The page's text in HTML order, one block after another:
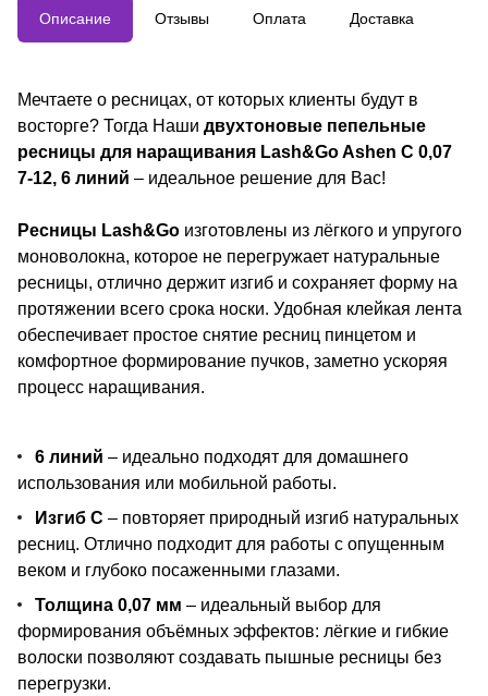
долговременным результатом.
наращивания.
Описание Отзывы Оплата Доставка
Мечтаете о ресницах, от которых клиенты будут в
восторге? Тогда Наши двухтоновые пепельные
ресницы для наращивания Lash&Go Ashen C 0,07
7-12, 6 линий – идеальное решение для Вас!
Ресницы Lash&Go изготовлены из лёгкого и упругого
моноволокна, которое не перегружает натуральные
ресницы, отлично держит изгиб и сохраняет форму на
протяжении всего срока носки. Удобная клейкая лента
обеспечивает простое снятие ресниц пинцетом и
комфортное формирование пучков, заметно ускоряя
процесс наращивания.
6 линий – идеально подходят для домашнего
использования или мобильной работы.
Изгиб С – повторяет природный изгиб натуральных
ресниц. Отлично подходит для работы с опущенным
веком и глубоко посаженными глазами.
Толщина 0,07 мм – идеальный выбор для
формирования объёмных эффектов: лёгкие и гибкие
волоски позволяют создавать пышные ресницы без
перегрузки.